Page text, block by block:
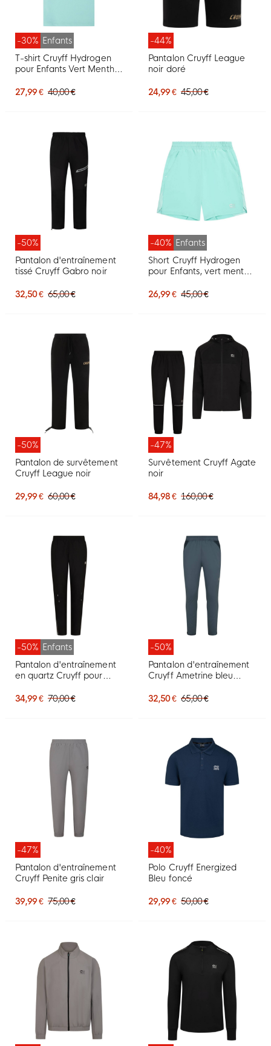
-30% Enfants
T-shirt Cruyff Hydrogen
pour Enfants Vert Menthe
27,99 € 40,00 €
-44%
Pantalon Cruyff League
noir doré
24,99 € 45,00 €
-50%
Pantalon d'entraînement
tissé Cruyff Gabro noir
32,50 € 65,00 €
-40% Enfants
Short Cruyff Hydrogen
pour Enfants, vert menthe
26,99 € 45,00 €
-50%
Pantalon de survêtement
Cruyff League noir
29,99 € 60,00 €
-47%
Survêtement Cruyff Agate
noir
84,98 € 160,00 €
-50% Enfants
Pantalon d'entraînement
en quartz Cruyff pour
34,99 € 70,00 €
-50%
Pantalon d'entraînement
Cruyff Ametrine bleu
32,50 € 65,00 €
-47%
Pantalon d'entraînement
Cruyff Penite gris clair
39,99 € 75,00 €
-40%
Polo Cruyff Energized
Bleu foncé
29,99 € 50,00 €